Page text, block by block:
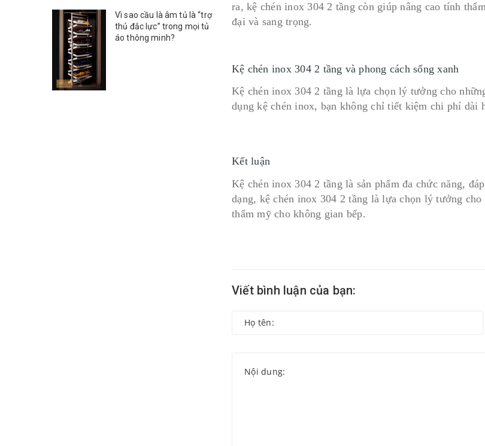
ra, kệ chén inox 304 2 tầng còn giúp nâng cao tính
đại và sang trọng.
Kệ chén inox 304 2 tầng và phong cách sống xanh
Kệ chén inox 304 2 tầng là lựa chọn lý tưởng cho
dụng kệ chén inox, bạn không chỉ tiết kiệm chi phí dài
Kết luận
Kệ chén inox 304 2 tầng là sản phẩm đa chức năng,
dạng, kệ chén inox 304 2 tầng là lựa chọn lý tưởng
thẩm mỹ cho không gian bếp.
Viết bình luận của bạn:
Vì sao cầu là âm tủ là “trợ
thủ đắc lực” trong mọi tủ
áo thông minh?